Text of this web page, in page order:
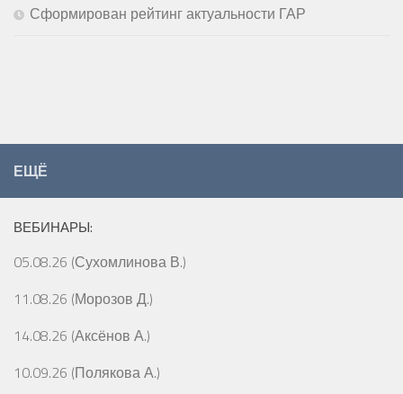
Сформирован рейтинг актуальности ГАР
ЕЩЁ
ВЕБИНАРЫ:
05.08.26 (Сухомлинова В.)
11.08.26 (Морозов Д.)
14.08.26 (Аксёнов А.)
10.09.26 (Полякова А.)